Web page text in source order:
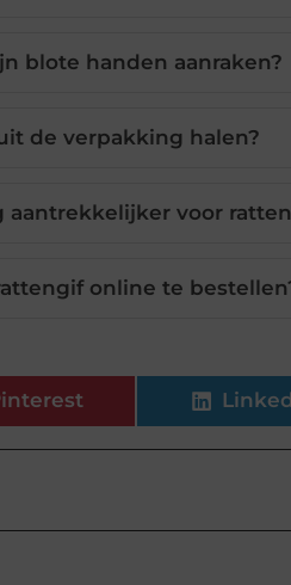
blote handen aanraken?
de verpakking halen?
aantrekkelijker voor
online te